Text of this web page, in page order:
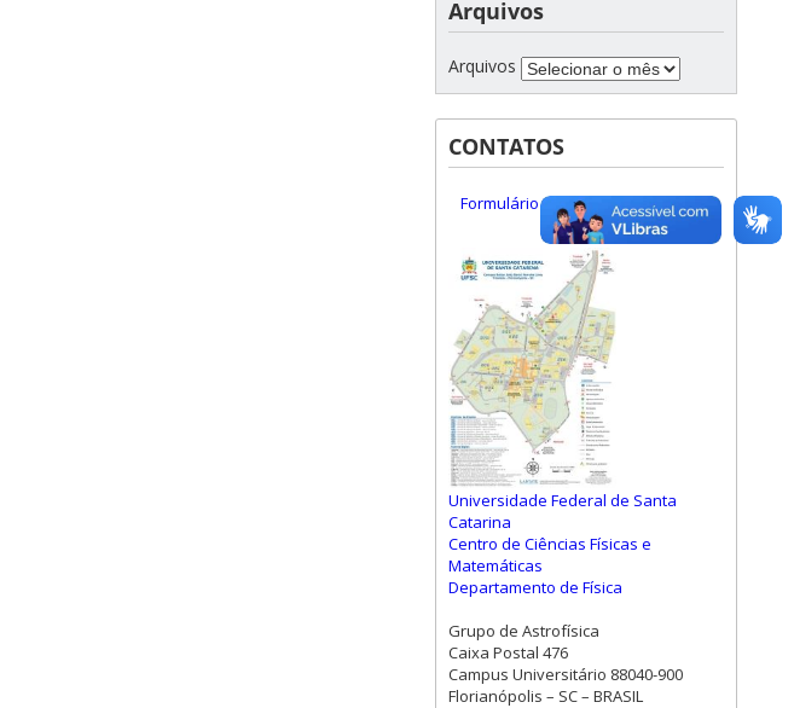
Arquivos
Arquivos
CONTATOS
Formulário de Contato
Universidade Federal de Santa
Catarina
Centro de Ciências Físicas e
Matemáticas
Departamento de Física
Grupo de Astrofísica
Caixa Postal 476
Campus Universitário 88040-900
Florianópolis – SC – BRASIL